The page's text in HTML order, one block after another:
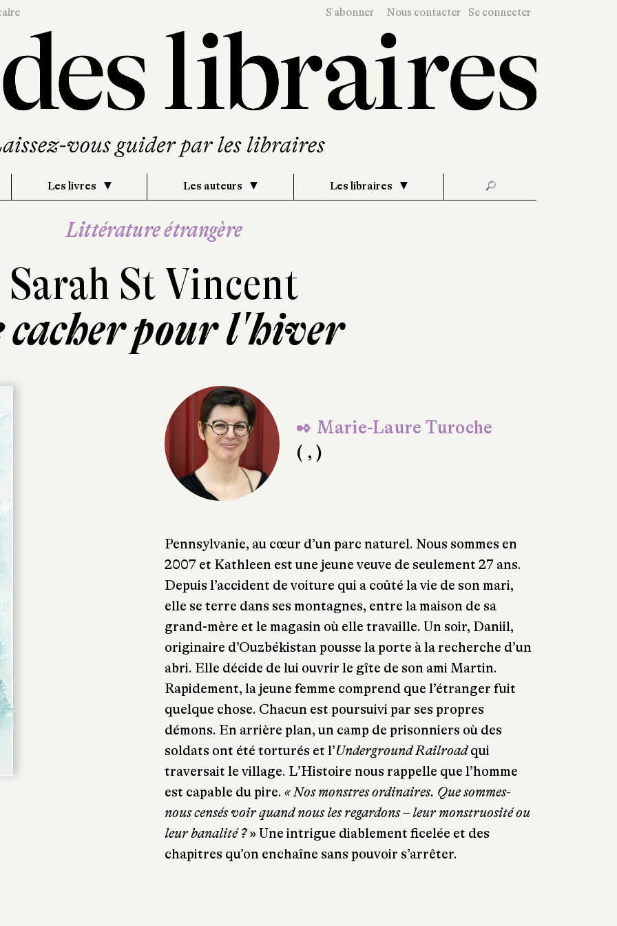
S'abonner Nous contacter Se connecter
Les livres Les auteurs Les libraires 🔎
Littérature étrangère
Sarah St Vincent
cacher pour l'hiver
✒ Marie-Laure Turoche
( , )
Pennsylvanie, au cœur d’un parc naturel. Nous sommes en
2007 et Kathleen est une jeune veuve de seulement 27 ans.
Depuis l’accident de voiture qui a coûté la vie de son mari,
elle se terre dans ses montagnes, entre la maison de sa
grand-mère et le magasin où elle travaille. Un soir, Daniil,
originaire d’Ouzbékistan pousse la porte à la recherche d’un
abri. Elle décide de lui ouvrir le gîte de son ami Martin.
Rapidement, la jeune femme comprend que l’étranger fuit
quelque chose. Chacun est poursuivi par ses propres
démons. En arrière plan, un camp de prisonniers où des
soldats ont été torturés et l’Underground Railroadqui
traversait le village. L’Histoire nous rappelle que l’homme
est capable du pire. « Nos monstres ordinaires. Que sommes-
nous censés voir quand nous les regardons – leur monstruosité ou
leur banalité ?» Une intrigue diablement ficelée et des
chapitres qu’on enchaîne sans pouvoir s’arrêter.